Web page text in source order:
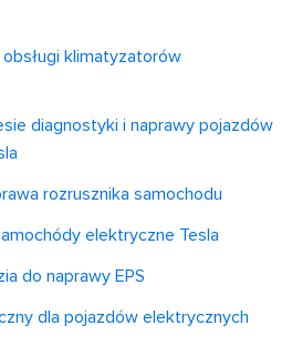
klimatyzatorów
diagnostyki i naprawy pojazdów
rozrusznika samochodu
elektryczne Tesla
do naprawy EPS
dla pojazdów elektrycznych